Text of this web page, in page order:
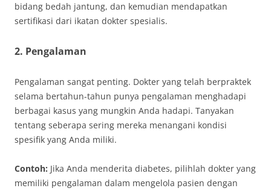
bidang bedah jantung, dan kemudian mendapatkan
sertifikasi dari ikatan dokter spesialis.
2. Pengalaman
Pengalaman sangat penting. Dokter yang telah berpraktek
selama bertahun-tahun punya pengalaman menghadapi
berbagai kasus yang mungkin Anda hadapi. Tanyakan
tentang seberapa sering mereka menangani kondisi
spesifik yang Anda miliki.
Contoh: Jika Anda menderita diabetes, pilihlah dokter yang
memiliki pengalaman dalam mengelola pasien dengan